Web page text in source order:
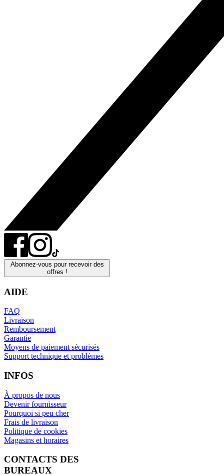
Abonnez-vous pour recevoir des
offres !
AIDE
FAQ
Livraison
Remboursement
Garantie
Moyens de paiement sécurisés
Support technique et problèmes
INFOS
À propos de nous
Devenir fournisseur
Pourquoi si peu cher
Frais de livraison
Politique de cookies
Magasins et horaires
CONTACTS DES
BUREAUX